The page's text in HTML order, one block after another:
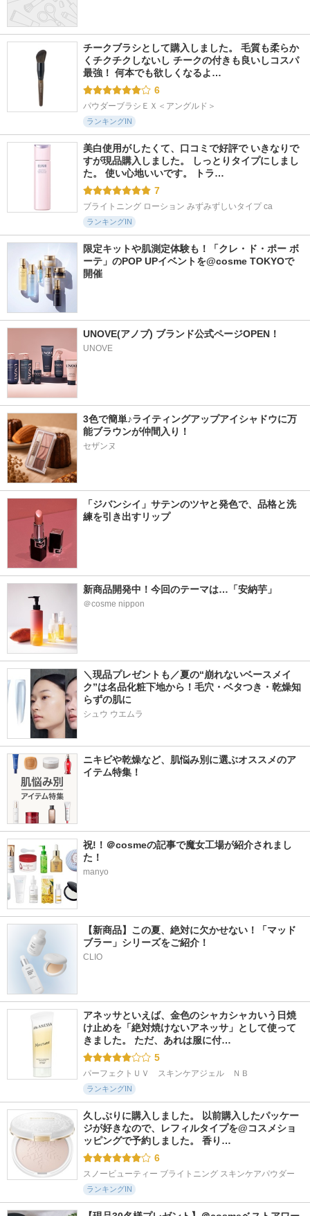
チークブラシとして購入しました。 毛質も柔らか
くチクチクしないし チークの付きも良いしコスパ
最強！ 何本でも欲しくなるよ…
6
パウダーブラシＥＸ＜アングルド＞
ランキングIN
美白使用がしたくて、口コミで好評で いきなりで
すが現品購入しました。 しっとりタイプにしまし
た。 使い心地いいです。 トラ…
7
ブライトニング ローション みずみずしいタイプ ca
ランキングIN
限定キットや肌測定体験も！「クレ・ド・ポー ボ
ーテ」のPOP UPイベントを@cosme TOKYOで
開催
UNOVE(アノブ) ブランド公式ページOPEN！
UNOVE
3色で簡単♪ライティングアップアイシャドウに万
能ブラウンが仲間入り！
セザンヌ
「ジバンシイ」サテンのツヤと発色で、品格と洗
練を引き出すリップ
新商品開発中！今回のテーマは…「安納芋」
＠cosme nippon
＼現品プレゼントも／夏の“崩れないベースメイ
ク”は名品化粧下地から！毛穴・ベタつき・乾燥知
らずの肌に
シュウ ウエムラ
ニキビや乾燥など、肌悩み別に選ぶオススメのア
イテム特集！
祝!！＠cosmeの記事で魔女工場が紹介されまし
た！
manyo
【新商品】この夏、絶対に欠かせない！「マッド
ブラー」シリーズをご紹介！
CLIO
アネッサといえば、金色のシャカシャカいう日焼
け止めを「絶対焼けないアネッサ」として使って
きました。 ただ、あれは服に付…
5
パーフェクトＵＶ　スキンケアジェル　ＮＢ
ランキングIN
久しぶりに購入しました。 以前購入したパッケー
ジが好きなので、レフィルタイプを@コスメショ
ッピングで予約しました。 香り…
6
スノービューティー ブライトニング スキンケアパウダー
ランキングIN